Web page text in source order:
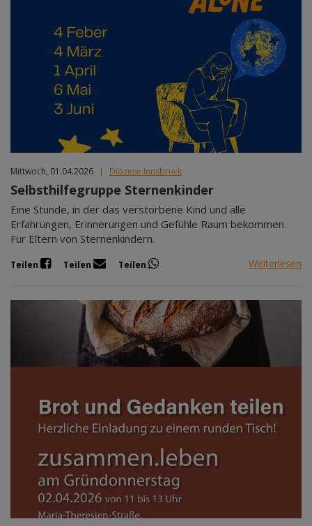
Dez 2026
Apr 2027
Mai 2027
Jun 2027
Jul 2027
Mittwoch, 01.04.2026 | Diözese Innsbruck
Selbsthilfegruppe Sternenkinder
Eine Stunde, in der das verstorbene Kind und alle
Erfahrungen, Erinnerungen und Gefühle Raum bekommen.
Für Eltern von Sternenkindern.
Teilen Teilen Teilen Weiterlesen